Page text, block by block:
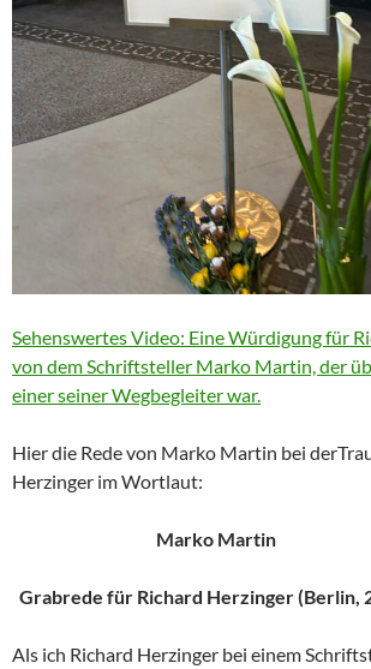
Sehenswertes Video: Eine Würdigung für
von dem Schriftsteller Marko Martin, der
einer seiner Wegbegleiter war.
Hier die Rede von Marko Martin bei
Herzinger im Wortlaut:
Marko Martin
Grabrede für Richard Herzinger (Berlin,
Als ich Richard Herzinger bei einem